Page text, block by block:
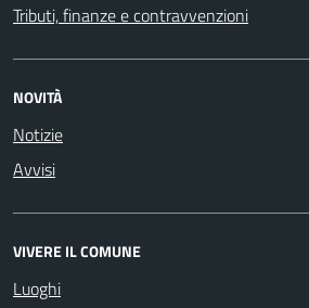
Tributi, finanze e contravvenzioni
NOVITÀ
Notizie
Avvisi
VIVERE IL COMUNE
Luoghi